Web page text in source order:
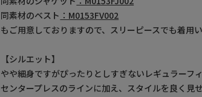
同素材のベスト ：M0153FV002
もご用意しておりますので、スリーピースでも着用い
【シルエット】
やや細身ですがぴったりとしすぎないレギュラーフィ
センタープレスのラインに加え、スタイルを良く見